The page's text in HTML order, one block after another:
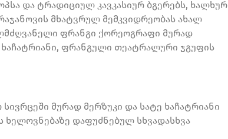
და ტრადიციულ კავკასიურ ბგერებს, ხალხურ
მხატვრულ მემკვიდრეობას ახალ
ფრანგი ქორეოგრაფი მურად
ფრანგული თეატრალური ჯგუფის
მურად მერზუკი და სატე ხაჩატრიანი
ხელოვნებაზე დაფუძნებულ სხვადასხვა